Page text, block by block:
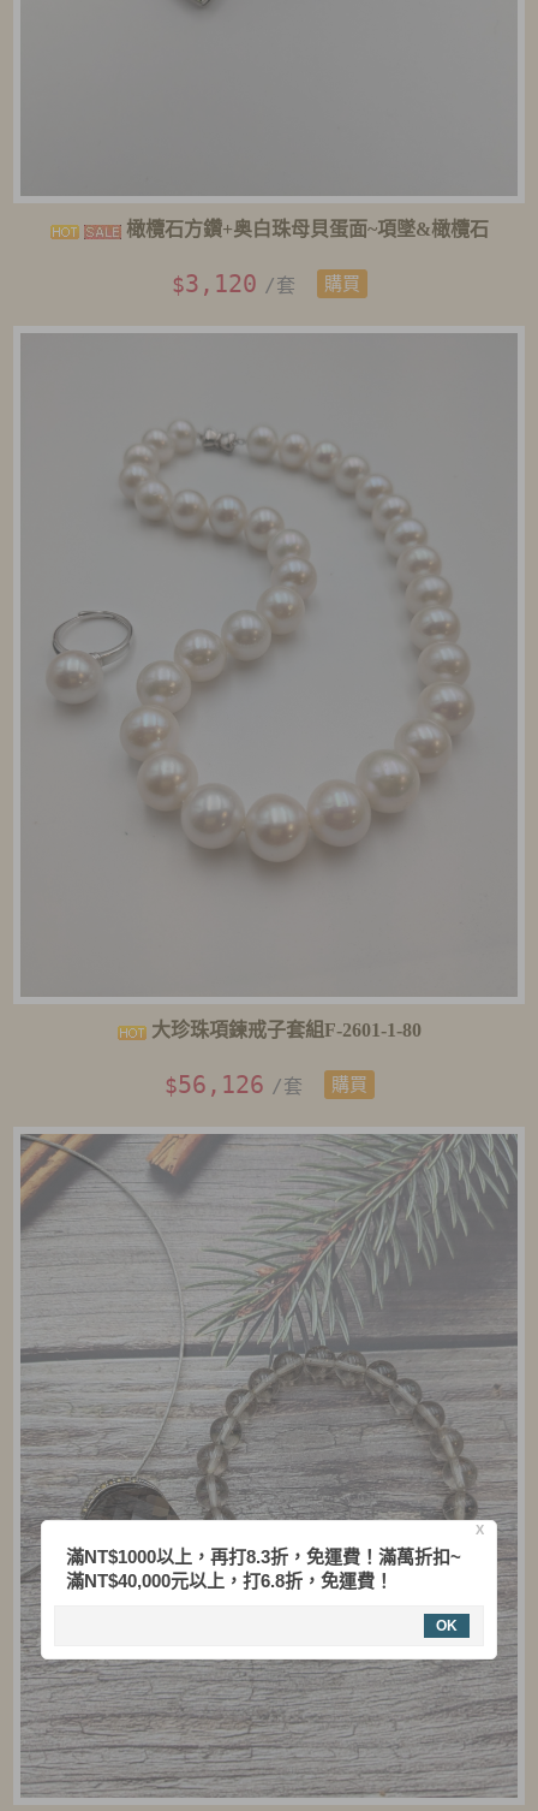
橄欖石方鑽+奥白珠母貝蛋面~項墜&橄欖石
$3,120 /套 購買
大珍珠項鍊戒子套組F-2601-1-80
$56,126 /套 購買
X
滿NT$1000以上，再打8.3折，免運費！滿萬折扣~
滿NT$40,000元以上，打6.8折，免運費！
OK